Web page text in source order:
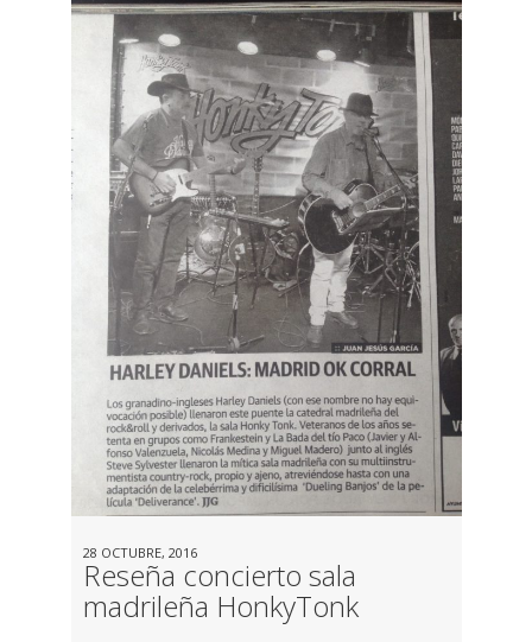
28 OCTUBRE, 2016
Reseña concierto sala
madrileña HonkyTonk